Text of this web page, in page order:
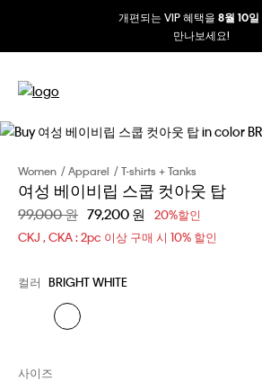
개편되는 VIP 혜택을 8월 10일
만나보세요!
Women Apparel T-shirts + Tanks
여성 베이비립 스쿱 컷아웃 탑
할인 전 가격
99,000 원 할인된 가격
79,200 원
20%할인
CKJ , CKA : 2pc 이상 구매 시 10% 할인
컬러 BRIGHT WHITE
사이즈